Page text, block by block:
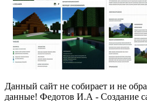
Данный сайт не собирает и не
данные! Федотов И.А - Создание